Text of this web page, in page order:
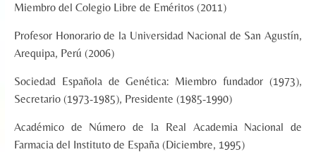
Miembro del Colegio Libre de Eméritos (2011)
Profesor Honorario de la Universidad Nacional de San Agustín,
Arequipa, Perú (2006)
Sociedad Española de Genética: Miembro fundador (1973),
Secretario (1973-1985), Presidente (1985-1990)
Académico de Número de la Real Academia Nacional de
Farmacia del Instituto de España (Diciembre, 1995)